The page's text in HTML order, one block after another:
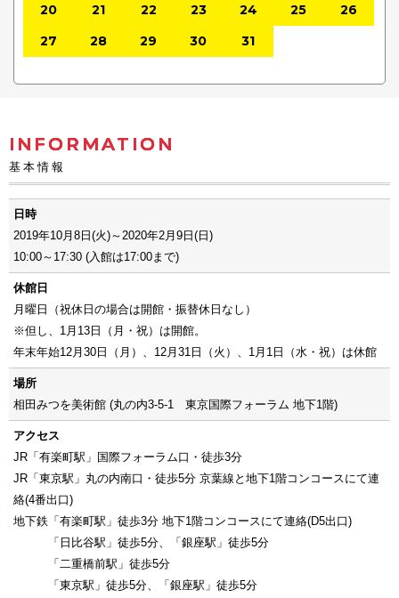
20
21 22 23 24 25
26
27
28 29 30 31
INFORMATION
基本情報
日時
2019年10月8日(火)～2020年2月9日(日)
10:00～17:30 (入館は17:00まで)
休館日
月曜日（祝休日の場合は開館・振替休日なし）
※但し、1月13日（月・祝）は開館。
年末年始12月30日（月）、12月31日（火）、1月1日（水・祝）は休館
場所
相田みつを美術館 (丸の内3-5-1 東京国際フォーラム 地下1階)
アクセス
JR「有楽町駅」国際フォーラム口・徒歩3分
JR「東京駅」丸の内南口・徒歩5分 京葉線と地下1階コンコースにて連
絡(4番出口)
地下鉄「有楽町駅」徒歩3分 地下1階コンコースにて連絡(D5出口)
「日比谷駅」徒歩5分、「銀座駅」徒歩5分
「二重橋前駅」徒歩5分
「東京駅」徒歩5分、「銀座駅」徒歩5分